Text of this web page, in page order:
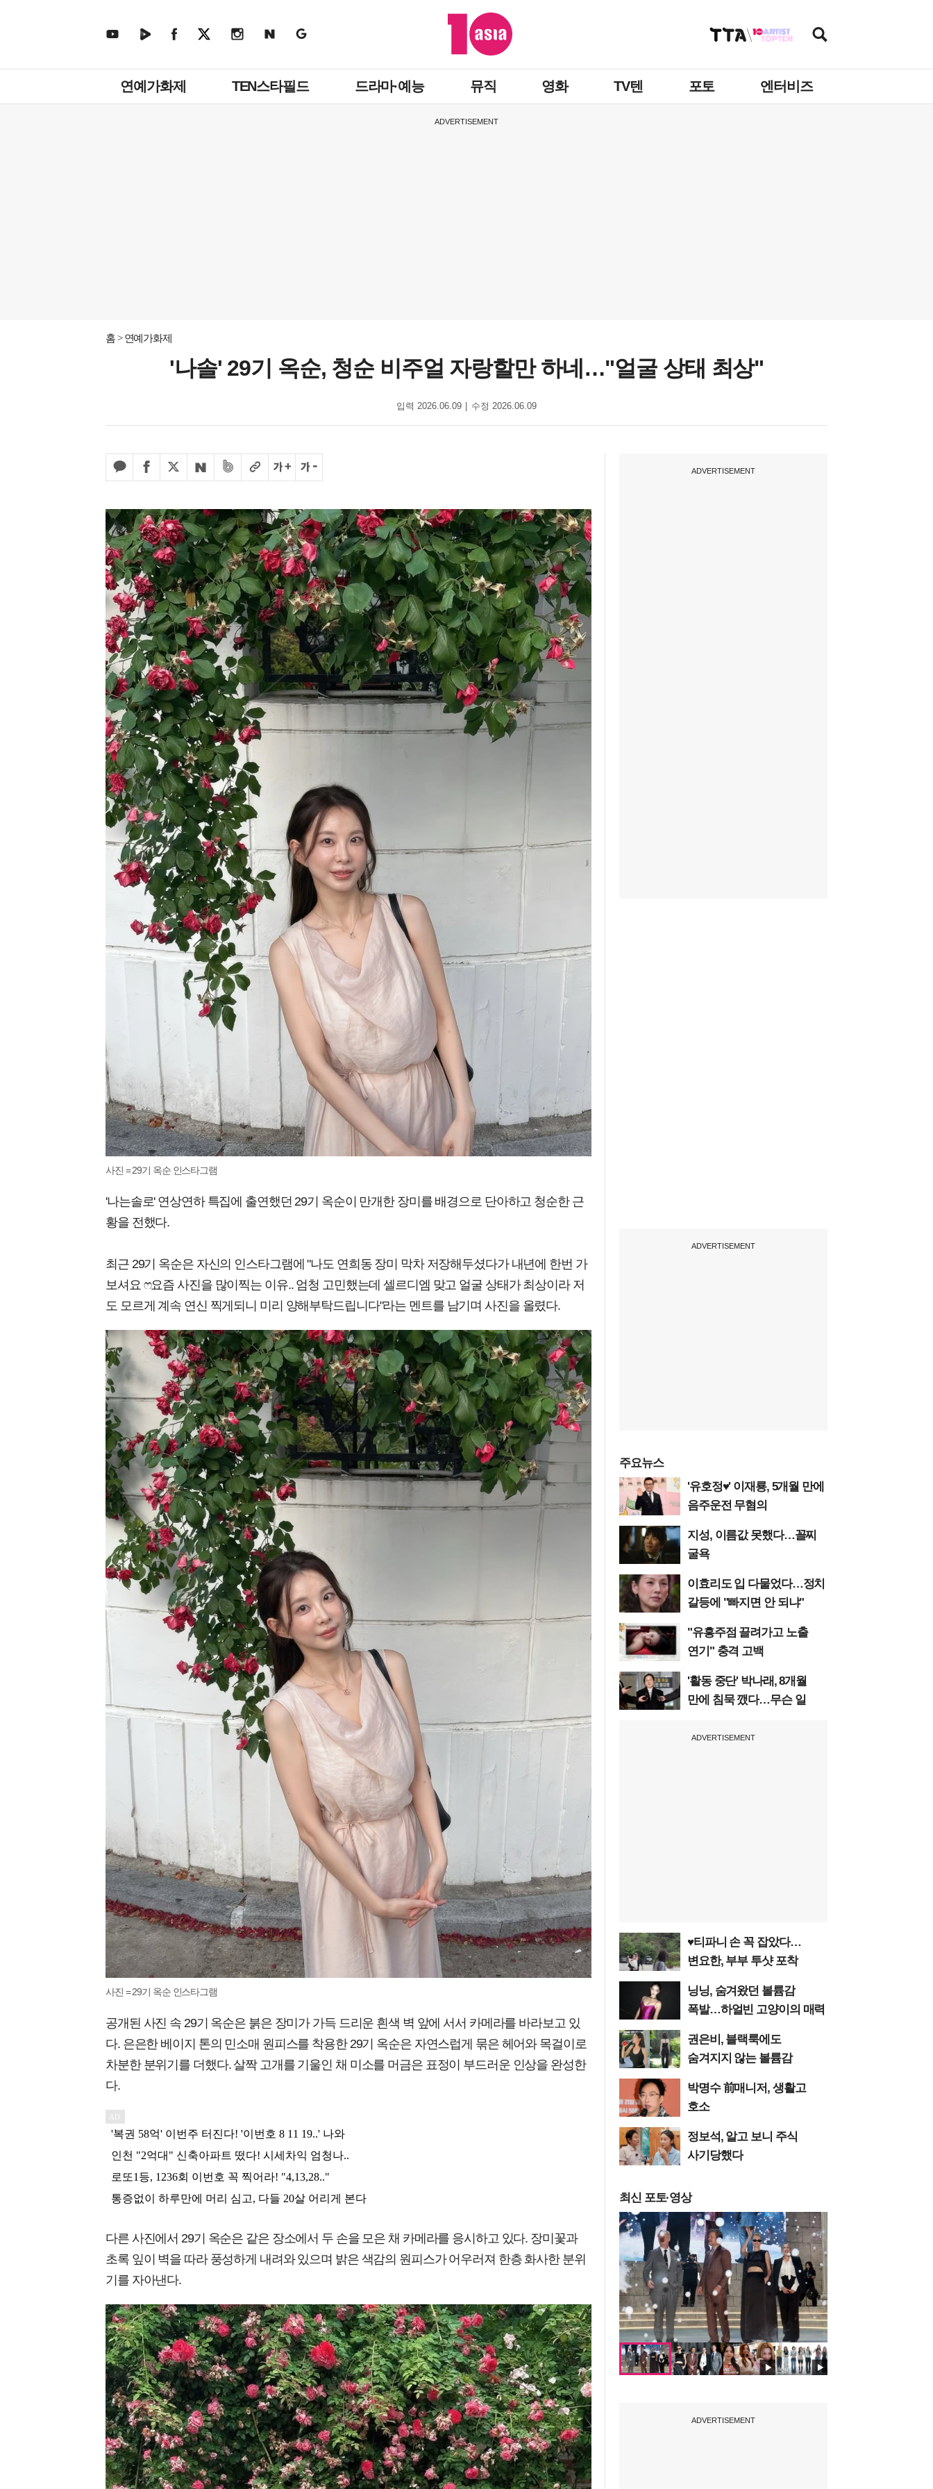
뉴
연예가화제 TEN스타필드 드라마·예능 뮤직 영화 TV텐 포토 엔터비즈
ADVERTISEMENT
홈 연예가화제
'나솔' 29기 옥순, 청순 비주얼 자랑할만 하네…"얼굴 상태 최상"
입력 2026.06.09 수정 2026.06.09
사진 = 29기 옥순 인스타그램
'나는솔로' 연상연하 특집에 출연했던 29기 옥순이 만개한 장미를 배경으로 단아하고 청순한 근
황을 전했다.
최근 29기 옥순은 자신의 인스타그램에 "나도 연희동 장미 막차 저장해두셨다가 내년에 한번 가
보셔요 ෆ요즘 사진을 많이찍는 이유.. 엄청 고민했는데 셀르디엠 맞고 얼굴 상태가 최상이라 저
도 모르게 계속 연신 찍게되니 미리 양해부탁드립니다"라는 멘트를 남기며 사진을 올렸다.
사진 = 29기 옥순 인스타그램
공개된 사진 속 29기 옥순은 붉은 장미가 가득 드리운 흰색 벽 앞에 서서 카메라를 바라보고 있
다. 은은한 베이지 톤의 민소매 원피스를 착용한 29기 옥순은 자연스럽게 묶은 헤어와 목걸이로
차분한 분위기를 더했다. 살짝 고개를 기울인 채 미소를 머금은 표정이 부드러운 인상을 완성한
다.
다른 사진에서 29기 옥순은 같은 장소에서 두 손을 모은 채 카메라를 응시하고 있다. 장미꽃과
초록 잎이 벽을 따라 풍성하게 내려와 있으며 밝은 색감의 원피스가 어우러져 한층 화사한 분위
기를 자아낸다.
ADVERTISEMENT
ADVERTISEMENT
주요뉴스
'유호정♥' 이재룡, 5개월 만에
음주운전 무혐의
지성, 이름값 못했다…꼴찌
굴욕
이효리도 입 다물었다…정치
갈등에 "빠지면 안 되냐"
"유흥주점 끌려가고 노출
연기" 충격 고백
'활동 중단' 박나래, 8개월
만에 침묵 깼다…무슨 일
ADVERTISEMENT
♥티파니 손 꼭 잡았다…
변요한, 부부 투샷 포착
닝닝, 숨겨왔던 볼륨감
폭발…하얼빈 고양이의 매력
권은비, 블랙룩에도
숨겨지지 않는 볼륨감
박명수 前매니저, 생활고
호소
정보석, 알고 보니 주식
사기당했다
최신 포토·영상
ADVERTISEMENT